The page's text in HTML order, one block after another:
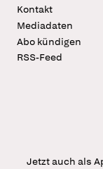
Kontakt
Mediadaten
Abo kündigen
RSS-Feed
Jetzt auch als